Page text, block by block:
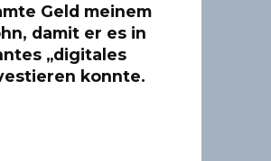
Geld meinem
damit er es in
„digitales
konnte.